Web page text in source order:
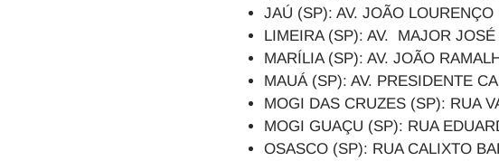
JAÚ (SP): AV. JOÃO
LIMEIRA (SP): AV. MAJOR
MARÍLIA (SP): AV. JOÃO
MAUÁ (SP): AV. PRESIDENTE
MOGI DAS CRUZES (SP): RUA
MOGI GUAÇU (SP): RUA
OSASCO (SP): RUA